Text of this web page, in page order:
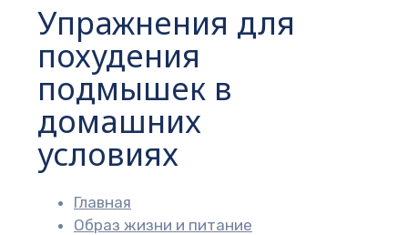
Упражнения для
похудения
подмышек в
домашних
условиях
Главная
Образ жизни и питание